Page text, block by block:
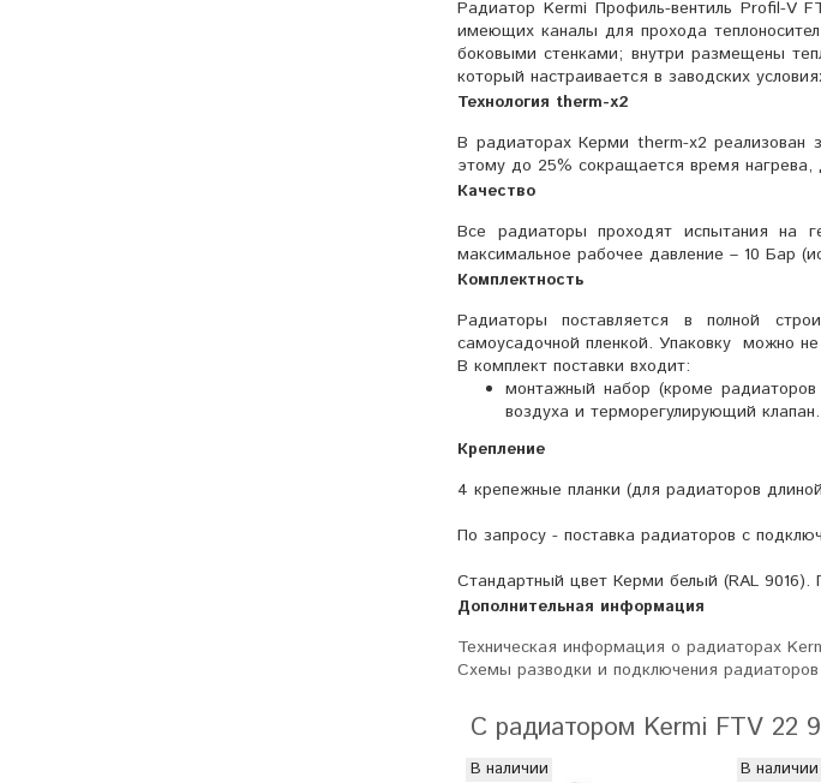
Радиатор Kermi Профиль-вентиль Profil-V
имеющих каналы для прохода
боковыми стенками; внутри размещены
который настраивается в заводских
Технология therm-x2
В радиаторах Керми therm-x2 реализован
этому до 25% сокращается время нагрева,
Качество
Все радиаторы проходят испытания на
максимальное рабочее давление – 10 Бар
Комплектность
Радиаторы поставляется в полной
самоусадочной пленкой. Упаковку можно
В комплект поставки входит:
монтажный набор (кроме
воздуха и терморегулирующий клапан.
Крепление
4 крепежные планки (для радиаторов
По запросу - поставка радиаторов с
Стандартный цвет Керми белый (RAL
Дополнительная информация
Техническая информация о радиаторах
Схемы разводки и подключения
С радиатором Kermi FTV 22
В наличии В наличии